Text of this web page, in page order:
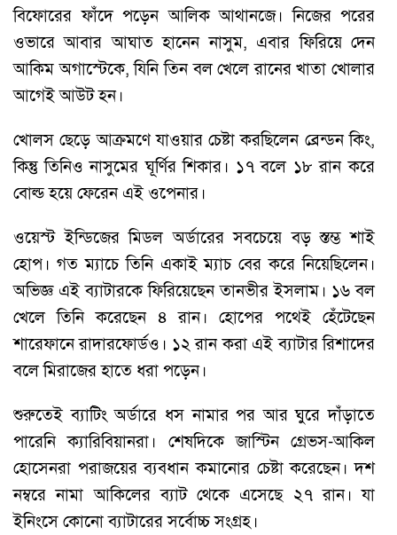
বিফোরের ফাঁদে পড়েন আলিক আথানজে। নিজের পরের
ওভারে আবার আঘাত হানেন নাসুম, এবার ফিরিয়ে দেন
আকিম অগাস্টেকে, যিনি তিন বল খেলে রানের খাতা খোলার
আগেই আউট হন।
খোলস ছেড়ে আক্রমণে যাওয়ার চেষ্টা করছিলেন ব্রেন্ডন কিং,
কিন্তু তিনিও নাসুমের ঘূর্ণির শিকার। ১৭ বলে ১৮ রান করে
বোল্ড হয়ে ফেরেন এই ওপেনার।
ওয়েস্ট ইন্ডিজের মিডল অর্ডারের সবচেয়ে বড় স্তম্ভ শাই
হোপ। গত ম্যাচে তিনি একাই ম্যাচ বের করে নিয়েছিলেন।
অভিজ্ঞ এই ব্যাটারকে ফিরিয়েছেন তানভীর ইসলাম। ১৬ বল
খেলে তিনি করেছেন ৪ রান। হোপের পথেই হেঁটেছেন
শারেফানে রাদারফোর্ডও। ১২ রান করা এই ব্যাটার রিশাদের
বলে মিরাজের হাতে ধরা পড়েন।
শুরুতেই ব্যাটিং অর্ডারে ধস নামার পর আর ঘুরে দাঁড়াতে
পারেনি ক্যারিবিয়ানরা। শেষদিকে জাস্টিন গ্রেভস-আকিল
হোসেনরা পরাজয়ের ব্যবধান কমানোর চেষ্টা করেছেন। দশ
নম্বরে নামা আকিলের ব্যাট থেকে এসেছে ২৭ রান। যা
ইনিংসে কোনো ব্যাটারের সর্বোচ্চ সংগ্রহ।